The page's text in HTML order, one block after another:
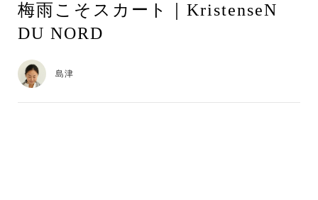
梅雨こそスカート｜KristenseN
DU NORD
島津